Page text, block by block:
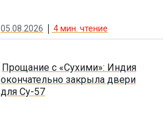
05.08.2026 4мин. чтение
Прощание с «Сухими»: Индия
окончательно закрыла двери
для Су-57